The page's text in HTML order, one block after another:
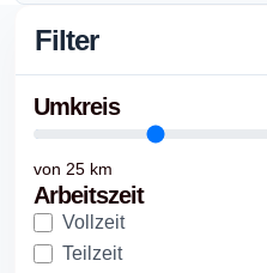
Filter
Umkreis
von 25 km
Arbeitszeit
Vollzeit
Teilzeit